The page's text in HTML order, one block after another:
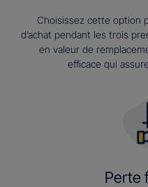
Choisissez cette option
d’achat pendant les trois
en valeur de
efficace qui
Perte